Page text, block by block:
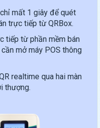
mất 1 giây để quét
trực tiếp từ QRBox.
tiếp từ phần mềm bán
mở máy POS thông
realtime qua hai màn
thượng.